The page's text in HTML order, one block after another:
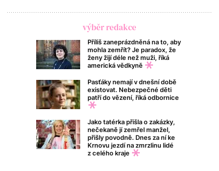
výběr redakce
Příliš zaneprázdněná na to, aby
mohla zemřít? Je paradox, že
ženy žijí déle než muži, říká
americká vědkyně
Pasťáky nemají v dnešní době
existovat. Nebezpečné děti
patří do vězení, říká odbornice
Jako tatérka přišla o zakázky,
nečekaně jí zemřel manžel,
přišly povodně. Dnes za ní ke
Krnovu jezdí na zmrzlinu lidé
z celého kraje